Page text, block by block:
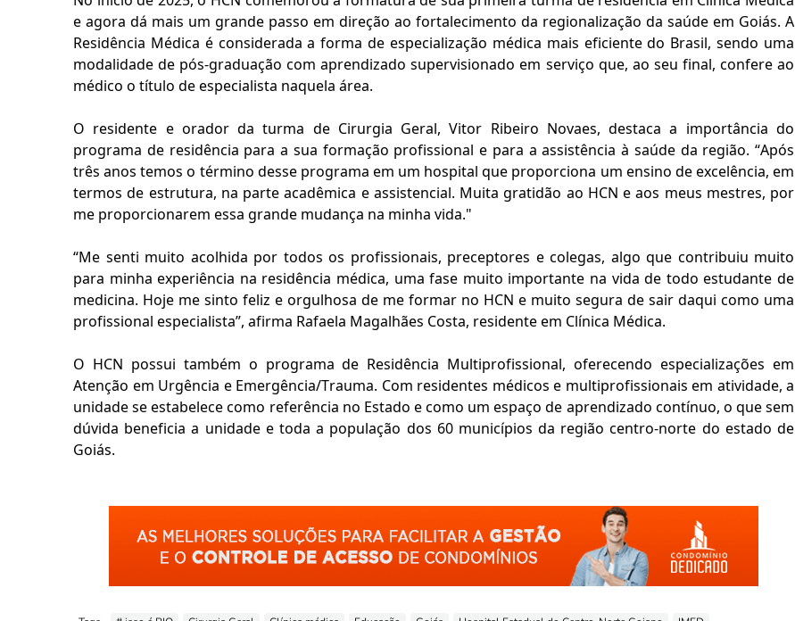
e agora dá mais um grande passo em direção ao fortalecimento da regionalização da saúde em Goiás. A
Residência Médica é considerada a forma de especialização médica mais eficiente do Brasil, sendo uma
modalidade de pós-graduação com aprendizado supervisionado em serviço que, ao seu final, confere ao
médico o título de especialista naquela área.
O residente e orador da turma de Cirurgia Geral,Vitor Ribeiro Novaes, destaca a importância do
programa de residência para a sua formação profissional e para a assistência à saúde da região. “Após
três anos temos o término desse programa em um hospital que proporciona um ensino de excelência, em
termosde estrutura, na parte acadêmica e assistencial. Muita gratidão ao HCN e aos meus mestres, por
me proporcionarem essa grande mudança na minha vida."
“Me senti muito acolhida por todos os profissionais, preceptores e colegas, algo que contribuiu muito
para minha experiência na residência médica, uma fase muito importante na vida de todo estudante de
medicina. Hoje me sinto feliz e orgulhosa de me formar no HCN e muito segura de sair daqui como uma
profissional especialista”, afirma Rafaela Magalhães Costa, residente em Clínica Médica.
O HCN possui também o programa de Residência Multiprofissional, oferecendo especializações em
Atenção em Urgência e Emergência/Trauma. Com residentes médicos e multiprofissionais em atividade, a
unidade se estabelece como referência no Estado e como um espaço de aprendizado contínuo, o que sem
dúvida beneficia a unidade e toda a população dos 60 municípios da região centro-norte do estado de
Goiás.